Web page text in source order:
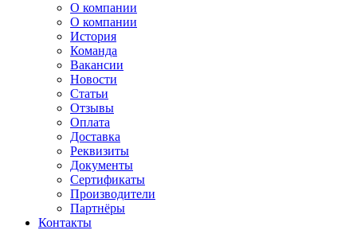
О компании
О компании
История
Команда
Вакансии
Новости
Статьи
Отзывы
Оплата
Доставка
Реквизиты
Документы
Сертификаты
Производители
Партнёры
Контакты